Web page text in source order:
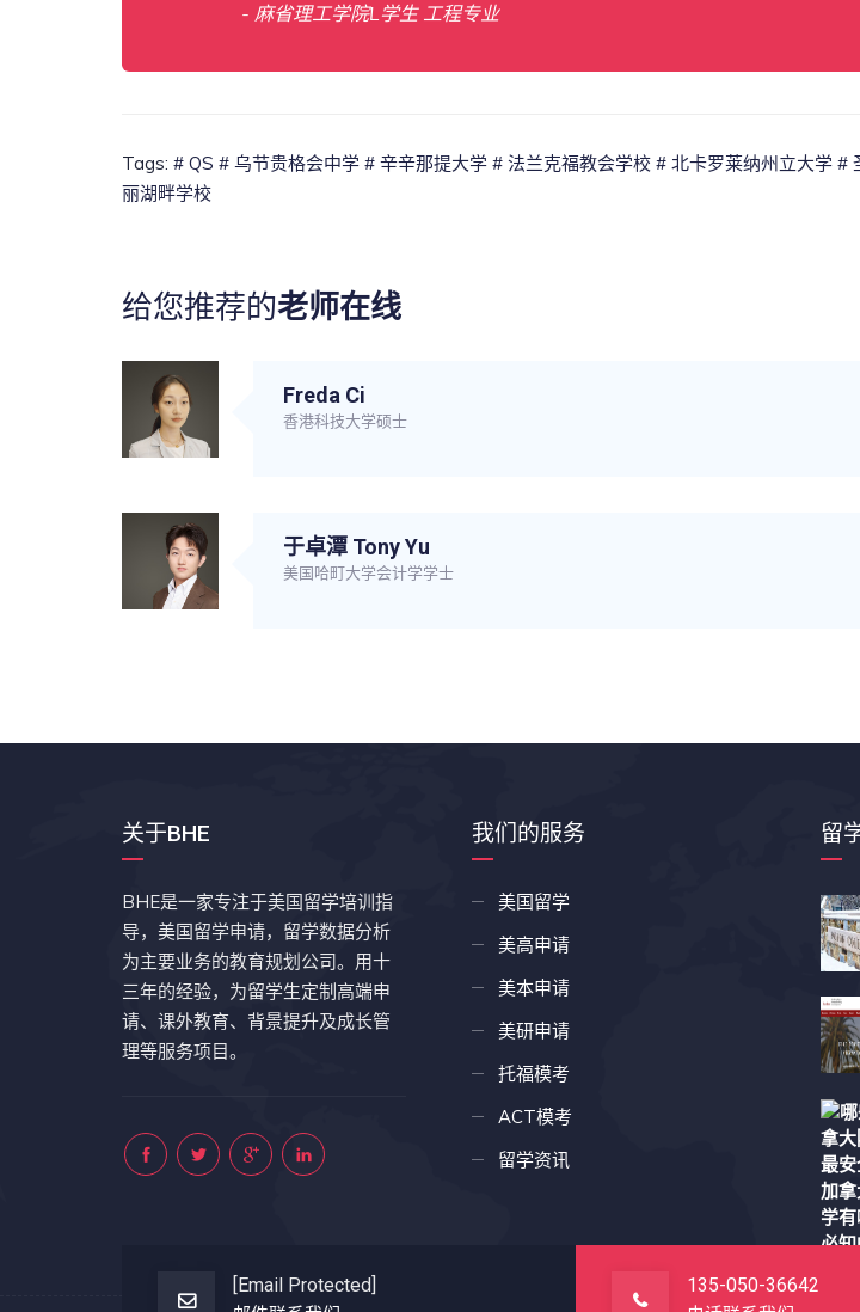
- 麻省理工学院L学生 工程专业
Tags: # QS # 乌节贵格会中学 # 辛辛那提大学 # 法兰克福教会学校 # 北卡罗莱纳州立大学 #
丽湖畔学校
给您推荐的老师在线
Freda Ci
香港科技大学硕士
于卓潭 Tony Yu
美国哈町大学会计学学士
关于BHE
BHE是一家专注于美国留学培训指
导，美国留学申请，留学数据分析
为主要业务的教育规划公司。用十
三年的经验，为留学生定制高端申
请、课外教育、背景提升及成长管
理等服务项目。
我们的服务
美国留学
美高申请
美本申请
美研申请
托福模考
ACT模考
留学资讯
留
[email Protected]
135-050-36642